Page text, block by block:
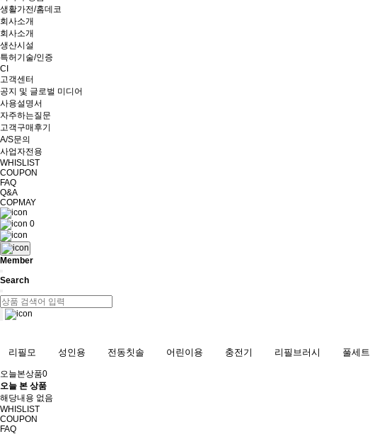
생활가전/홈데코
회사소개
회사소개
생산시설
특허기술/인증
CI
고객센터
공지 및 글로벌 미디어
사용설명서
자주하는질문
고객구매후기
A/S문의
사업자전용
WHISLIST
COUPON
FAQ
Q&A
COPMAY
0
Member
Search
리필모 성인용 전동칫솔 어린이용 충전기 리필브러시 풀세트
오늘본상품0
오늘 본 상품
해당내용 없음
WHISLIST
COUPON
FAQ